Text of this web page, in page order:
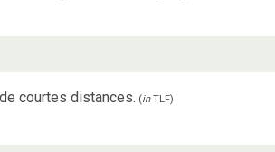
courtes distances. (inTLF)